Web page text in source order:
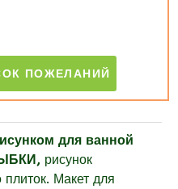
для ванной
рисунок
плиток. Макет для